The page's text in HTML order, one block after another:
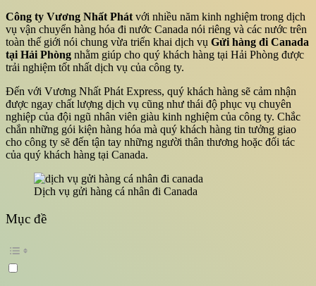
Công ty Vương Nhất Phát với nhiều năm kinh nghiệm trong dịch
vụ vận chuyển hàng hóa đi nước Canada nói riêng và các nước trên
toàn thế giới nói chung vừa triển khai dịch vụ Gửi hàng đi Canada
tại Hải Phòng nhằm giúp cho quý khách hàng tại Hải Phòng được
trải nghiệm tốt nhất dịch vụ của công ty.
Đến với Vương Nhất Phát Express, quý khách hàng sẽ cảm nhận
được ngay chất lượng dịch vụ cũng như thái độ phục vụ chuyên
nghiệp của đội ngũ nhân viên giàu kinh nghiệm của công ty. Chắc
chắn những gói kiện hàng hóa mà quý khách hàng tin tưởng giao
cho công ty sẽ đến tận tay những người thân thương hoặc đối tác
của quý khách hàng tại Canada.
Dịch vụ gửi hàng cá nhân đi Canada
Mục đề